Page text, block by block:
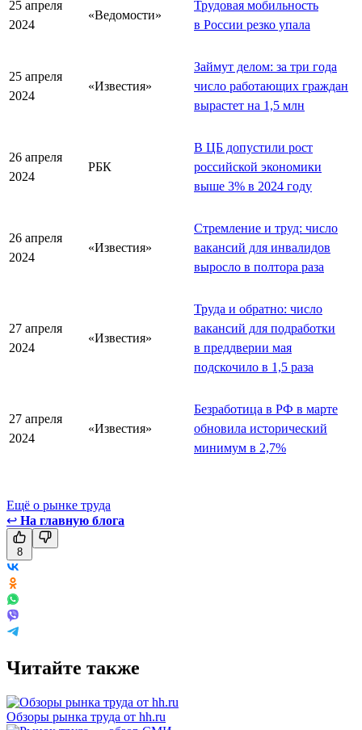
25 апреля
2024
«Ведомости»
Трудовая мобильность
в России резко упала
25 апреля
2024
«Известия»
Займут делом: за три года
число работающих граждан
вырастет на 1,5 млн
26 апреля
2024
РБК
В ЦБ допустили рост
российской экономики
выше 3% в 2024 году
26 апреля
2024
«Известия»
Стремление и труд: число
вакансий для инвалидов
выросло в полтора раза
27 апреля
2024
«Известия»
Труда и обратно: число
вакансий для подработки
в преддверии мая
подскочило в 1,5 раза
27 апреля
2024
«Известия»
Безработица в РФ в марте
обновила исторический
минимум в 2,7%
Ещё о рынке труда
↩ На главную блога
8
Читайте также
Обзоры рынка труда от hh.ru